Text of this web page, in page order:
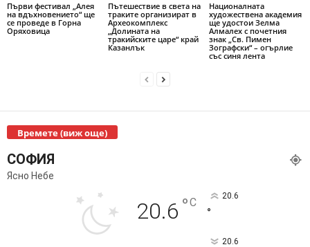
Първи фестивал „Алея
на вдъхновението“ ще
се проведе в Горна
Оряховица
Пътешествие в света на
траките организират в
Археокомплекс
„Долината на
тракийските царе“ край
Казанлък
Националната
художествена академия
ще удостои Зелма
Алмалех с почетния
знак „Св. Пимен
Зографски“ – огърлие
със синя лента
Времете (виж още)
СОФИЯ
Ясно Небе
20.6 °C 20.6
°
20.6